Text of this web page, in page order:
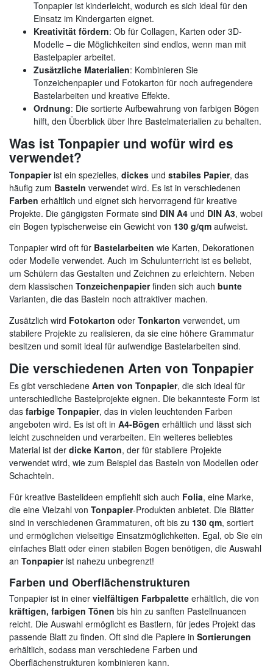
Tonpapier ist kinderleicht, wodurch es sich ideal für den
Einsatz im Kindergarten eignet.
Kreativität fördern: Ob für Collagen, Karten oder 3D-
Modelle – die Möglichkeiten sind endlos, wenn man mit
Bastelpapier arbeitet.
Zusätzliche Materialien: Kombinieren Sie
Tonzeichenpapier und Fotokarton für noch aufregendere
Bastelarbeiten und kreative Effekte.
Ordnung: Die sortierte Aufbewahrung von farbigen Bögen
hilft, den Überblick über Ihre Bastelmaterialien zu behalten.
Was ist Tonpapier und wofür wird es
verwendet?
Tonpapierist ein spezielles, dickes und stabiles Papier, das
häufig zum Basteln verwendet wird. Es ist in verschiedenen
Farben erhältlich und eignet sich hervorragend für kreative
Projekte. Die gängigsten Formate sind DIN A4 und DIN A3, wobei
ein Bogen typischerweise ein Gewicht von 130 g/qm aufweist.
Tonpapier wird oft für Bastelarbeiten wie Karten, Dekorationen
oder Modelle verwendet. Auch im Schulunterricht ist es beliebt,
um Schülern das Gestalten und Zeichnen zu erleichtern. Neben
dem klassischen Tonzeichenpapierfinden sich auch bunte
Varianten, die das Basteln noch attraktiver machen.
Zusätzlich wird Fotokarton oder Tonkarton verwendet, um
stabilere Projekte zu realisieren, da sie eine höhere Grammatur
besitzen und somit ideal für aufwendige Bastelarbeiten sind.
Die verschiedenen Arten von Tonpapier
Es gibt verschiedene Arten von Tonpapier, die sich ideal für
unterschiedliche Bastelprojekte eignen. Die bekannteste Form ist
das farbige Tonpapier, das in vielen leuchtenden Farben
angeboten wird. Es ist oft in A4-Bögen erhältlich und lässt sich
leicht zuschneiden und verarbeiten. Ein weiteres beliebtes
Material ist der dicke Karton, der für stabilere Projekte
verwendet wird, wie zum Beispiel das Basteln von Modellen oder
Schachteln.
Für kreative Bastelideen empfiehlt sich auch Folia, eine Marke,
die eine Vielzahl von Tonpapier-Produkten anbietet. Die Blätter
sind in verschiedenen Grammaturen, oft bis zu 130 qm, sortiert
und ermöglichen vielseitige Einsatzmöglichkeiten. Egal, ob Sie ein
einfaches Blatt oder einen stabilen Bogen benötigen, die Auswahl
an Tonpapierist nahezu unbegrenzt!
Farben und Oberflächenstrukturen
Tonpapier ist in einer vielfältigen Farbpalette erhältlich, die von
kräftigen, farbigen Tönen bis hin zu sanften Pastellnuancen
reicht. Die Auswahl ermöglicht es Bastlern, für jedes Projekt das
passende Blatt zu finden. Oft sind die Papiere in Sortierungen
erhältlich, sodass man verschiedene Farben und
Oberflächenstrukturen kombinieren kann.